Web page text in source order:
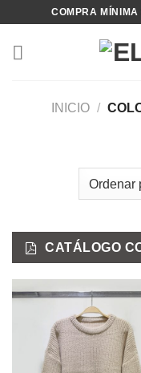
contenido
COMPRA
INICIO /
CATÁLOGO